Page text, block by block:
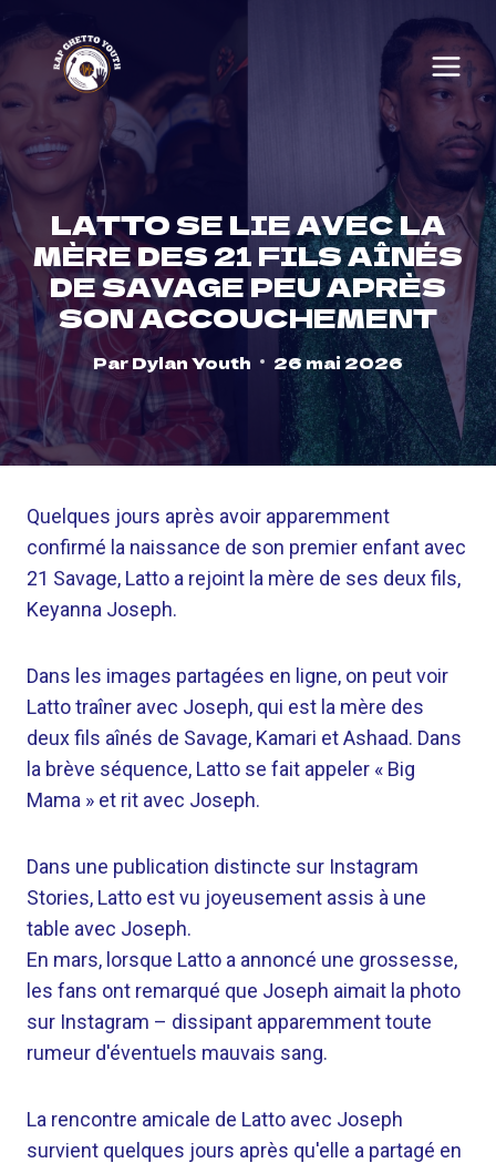
to
content
LATTO SE LIE AVEC LA
MÈRE DES 21 FILS AÎNÉS
DE SAVAGE PEU APRÈS
SON ACCOUCHEMENT
ParDylan Youth 26 mai 2026
Quelques jours après avoir apparemment
confirmé la naissance de son premier enfant avec
21 Savage, Latto a rejoint la mère de ses deux fils,
Keyanna Joseph.
Dans les images partagées en ligne, on peut voir
Latto traîner avec Joseph, qui est la mère des
deux fils aînés de Savage, Kamari et Ashaad. Dans
la brève séquence, Latto se fait appeler « Big
Mama » et rit avec Joseph.
Dans une publication distincte sur Instagram
Stories, Latto est vu joyeusement assis à une
table avec Joseph.
En mars, lorsque Latto a annoncé une grossesse,
les fans ont remarqué que Joseph aimait la photo
sur Instagram – dissipant apparemment toute
rumeur d'éventuels mauvais sang.
La rencontre amicale de Latto avec Joseph
survient quelques jours après qu'elle a partagé en